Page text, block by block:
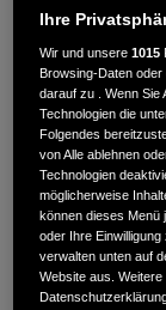
Hauptstr. 38,08606
Ihre
Wir und unsere1015
Browsing-Daten
darauf zu . Wenn Sie
Technologien die
Folgendes
von Alle ablehnen
Technologien
möglicherweise
können dieses Menü
oder Ihre
verwalten unten auf
Website aus.